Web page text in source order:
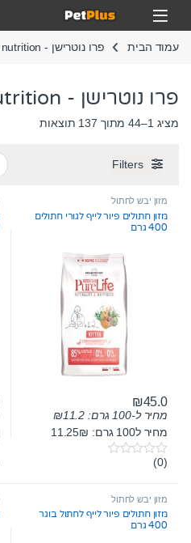
Skip to navigation
Skip to content
Open
עמוד הבית פרו נוטרישן - pro nutrition
פרו נוטרישן - pro nutrition
מציג 1–44 מתוך 137 תוצאות
Filters
מזון יבש לחתול
מזון חתולים פיור לייף לגורי חתולים
400 גרם
₪45.0
מחיר ל-100 גרם: ₪11.2
מחיר ל100 גרם: 11.25₪
0
t
o
f
5
(0)
מזון יבש לחתול
מזון חתולים פיור לייף לחתול בוגר
400 גרם